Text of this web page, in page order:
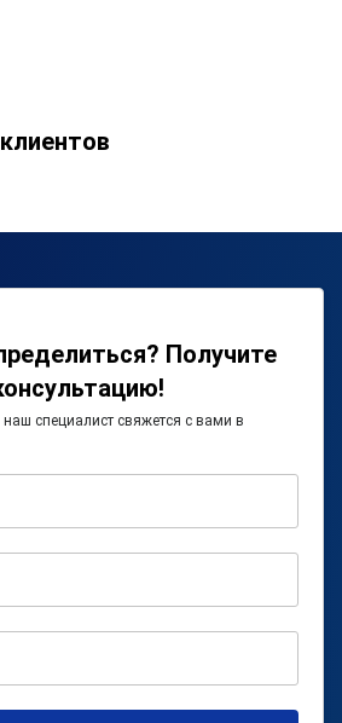
Получите
специалист свяжется с вами в